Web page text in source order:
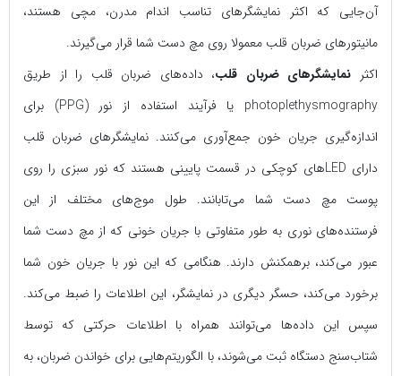
آن‌جایی که اکثر نمایشگرهای تناسب اندام مدرن، مچی هستند،
مانیتورهای ضربان قلب معمولا روی مچ دست شما قرار می‌گیرند.
اکثر نمایشگرهای ضربان قلب، داده‌های ضربان قلب را از طریق
photoplethysmography یا فرآیند استفاده از نور (PPG) برای
اندازه‌گیری جریان خون جمع‌آوری می‌کنند. نمایشگرهای ضربان قلب
دارای LEDهای کوچکی در قسمت پایینی هستند که نور سبزی را روی
پوست مچ دست شما می‌تابانند. طول موج‌های مختلف از این
فرستنده‌های نوری به طور متفاوتی با جریان خونی که از مچ دست شما
عبور می‌کند، برهمکنش دارند. هنگامی‌ که این نور با جریان خون شما
برخورد می‌کند، حسگر دیگری در نمایشگر، این اطلاعات را ضبط می‌کند.
سپس این داده‌ها می‌توانند همراه با اطلاعات حرکتی که توسط
شتاب‌سنج دستگاه ثبت می‌شوند، با الگوریتم‌هایی برای خواندن ضربان، به